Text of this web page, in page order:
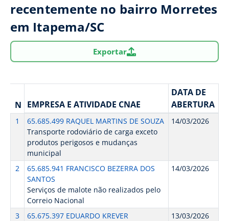
recentemente no bairro Morretes
em Itapema/SC
Exportar
N EMPRESA E ATIVIDADE CNAE
DATA DE
ABERTURA
1
65.685.499 RAQUEL MARTINS DE SOUZA
Transporte rodoviário de carga exceto
produtos perigosos e mudanças
municipal
14/03/2026
2
65.685.941 FRANCISCO BEZERRA DOS
SANTOS
Serviços de malote não realizados pelo
Correio Nacional
14/03/2026
3
65.675.397 EDUARDO KREVER
13/03/2026